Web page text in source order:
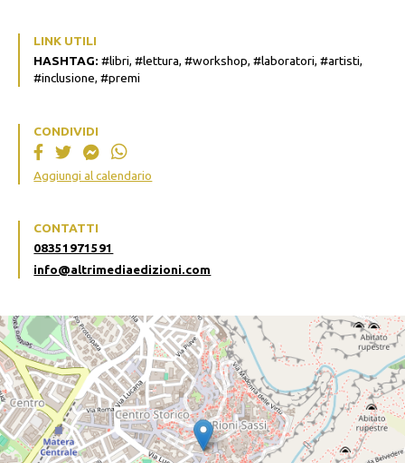
LINK UTILI
HASHTAG: #libri, #lettura, #workshop, #laboratori, #artisti,
#inclusione, #premi
CONDIVIDI
Aggiungi al calendario
CONTATTI
08351971591
info@altrimediaedizioni.com